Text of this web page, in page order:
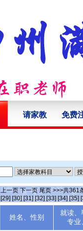
请家教 免费
上一页 下一页 尾页 >>>共361
[29] [30] [31] [32] [33] [34] [35]
姓名、性别
就读、
专业